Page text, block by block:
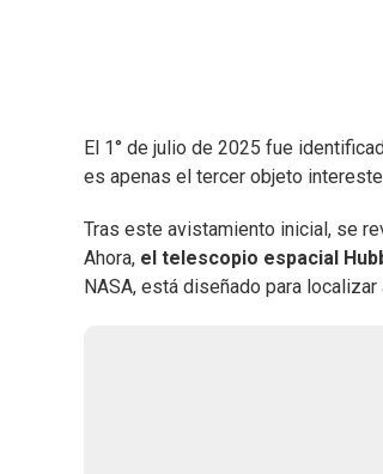
El 1° de julio de 2025 fue
es apenas el tercer objeto
Tras este avistamiento inicial, se
Ahora, el telescopio espacial
NASA, está diseñado para